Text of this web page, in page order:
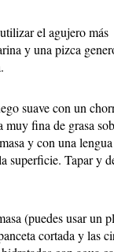
el agujero más
y una pizca
suave con un
fina de grasa
y con una
superficie. Tapar y
(puedes usar un
cortada y las